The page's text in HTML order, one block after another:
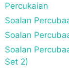
Percukaian
Soalan
Soalan
Soalan
Set 2)